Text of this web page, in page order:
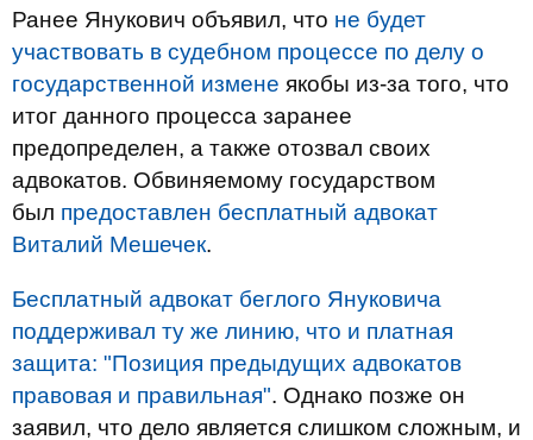
Ранее Янукович объявил, что не будет
участвовать в судебном процессе по делу о
государственной измене якобы из-за того, что
итог данного процесса заранее
предопределен, а также отозвал своих
адвокатов. Обвиняемому государством
был предоставлен бесплатный адвокат
Виталий Мешечек.
Бесплатный адвокат беглого Януковича
поддерживал ту же линию, что и платная
защита: "Позиция предыдущих адвокатов
правовая и правильная". Однако позже он
заявил, что дело является слишком сложным, и